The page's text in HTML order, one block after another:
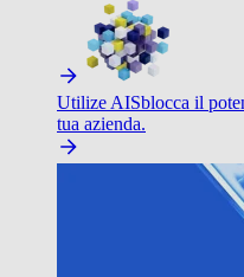
Utilize AISblocca il
tua azienda.